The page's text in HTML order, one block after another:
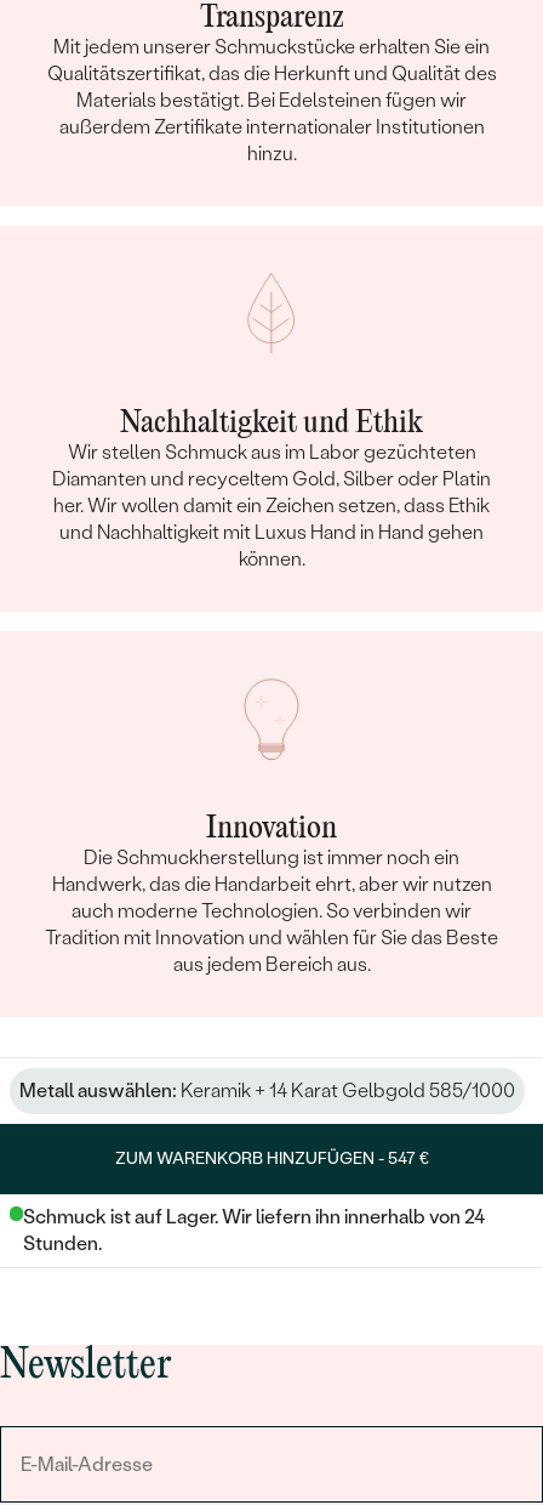
Transparenz
Mit jedem unserer Schmuckstücke erhalten Sie ein
Qualitätszertifikat, das die Herkunft und Qualität des
Materials bestätigt. Bei Edelsteinen fügen wir
außerdem Zertifikate internationaler Institutionen
hinzu.
Nachhaltigkeit und Ethik
Wir stellen Schmuck aus im Labor gezüchteten
Diamanten und recyceltem Gold, Silber oder Platin
her. Wir wollen damit ein Zeichen setzen, dass Ethik
und Nachhaltigkeit mit Luxus Hand in Hand gehen
können.
Innovation
Die Schmuckherstellung ist immer noch ein
Handwerk, das die Handarbeit ehrt, aber wir nutzen
auch moderne Technologien. So verbinden wir
Tradition mit Innovation und wählen für Sie das Beste
aus jedem Bereich aus.
Metall auswählen: Keramik + 14 Karat Gelbgold 585/1000
ZUM WARENKORB HINZUFÜGEN -547 €
Schmuck ist auf Lager. Wir liefern ihn innerhalb von 24
Stunden.
Newsletter